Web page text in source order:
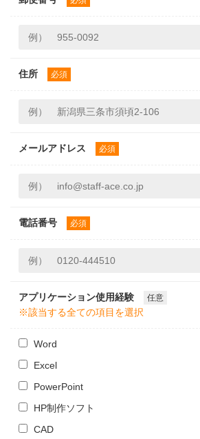
住所 必須
メールアドレス 必須
電話番号 必須
アプリケーション使用経験 任意
※該当する全ての項目を選択
Word
Excel
PowerPoint
HP制作ソフト
CAD